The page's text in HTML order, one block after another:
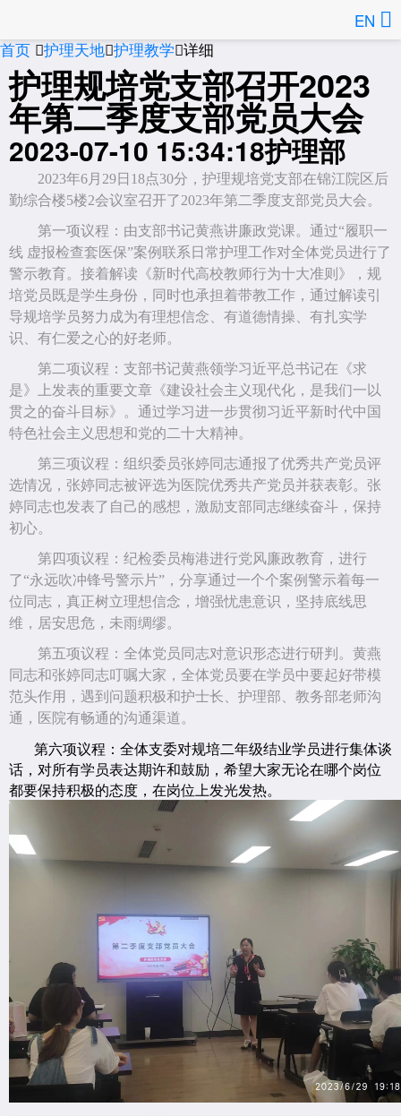
EN
首页 护理天地护理教学详细
护理规培党支部召开2023
年第二季度支部党员大会
2023-07-10 15:34:18护理部
2023年6月 29日 18点30分，护理规培党支部在锦江院区后
勤综合楼5楼2会议室召开了2023年第二季度支部党员大会。
第一项议程：由支部书记黄燕讲廉政党课。通过“履职一
线 虚报检查套医保”案例联系日常护理工作对全体党员进行了
警示教育。接着解读《新时代高校教师行为十大准则》，规
培党员既是学生身份，同时也承担着带教工作，通过解读引
导规培学员努力成为有理想信念、有道德情操、有扎实学
识、有仁爱之心的好老师。
第二项议程：支部书记黄燕领学习近平总书记在《求
是》上发表的重要文章《建设社会主义现代化，是我们一以
贯之的奋斗目标》。通过学习进一步贯彻习近平新时代中国
特色社会主义思想和党的二十大精神。
第三项议程：组织委员张婷同志通报了优秀共产党员评
选情况，张婷同志被评选为医院优秀共产党员并获表彰。张
婷同志也发表了自己的感想，激励支部同志继续奋斗，保持
初心。
第四项议程：纪检委员梅港进行党风廉政教育，进行
了“永远吹冲锋号警示片”，分享通过一个个案例警示着每一
位同志，真正树立理想信念，增强忧患意识，坚持底线思
维，居安思危，未雨绸缪。
第五项议程：全体党员同志对意识形态进行研判。黄燕
同志和张婷同志叮嘱大家，全体党员要在学员中要起好带模
范头作用，遇到问题积极和护士长、护理部、教务部老师沟
通，医院有畅通的沟通渠道。
第六项议程：全体支委对规培二年级结业学员进行集体谈
话，对所有学员表达期许和鼓励，希望大家无论在哪个岗位
都要保持积极的态度，在岗位上发光发热。